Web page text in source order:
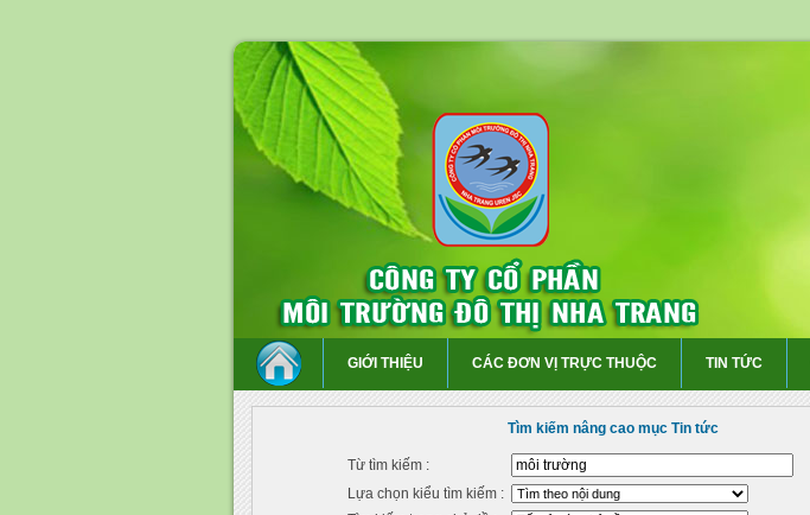
GIỚI THIỆU CÁC ĐƠN VỊ TRỰC THUỘC TIN TỨC
Tìm kiếm nâng cao mục Tin tức
Từ tìm kiếm :
Lựa chọn kiểu tìm kiếm :